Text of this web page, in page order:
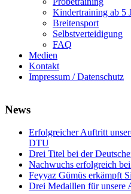
Kindertraining ab 5
Breitensport
Selbstverteidigung
FAQ
Medien
Kontakt
Impressum / Datenschutz
News
Erfolgreicher Auftritt
DTU
Drei Titel bei der
Nachwuchs erfolgreich
Feyyaz Gümüs erkämpft
Drei Medaillen für unsere